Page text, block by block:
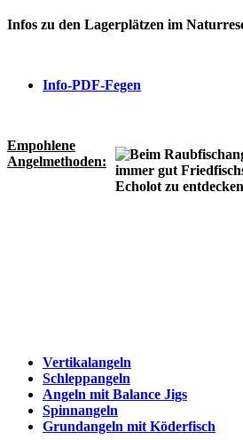
Infos zu den Lagerplätzen im
Info-PDF-Fegen
Empohlene
Angelmethoden:
Vertikalangeln
Schleppangeln
Angeln mit Balance Jigs
Spinnangeln
Grundangeln mit Köderfisch